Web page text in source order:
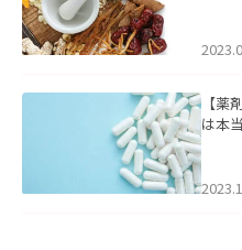
【薬
は本